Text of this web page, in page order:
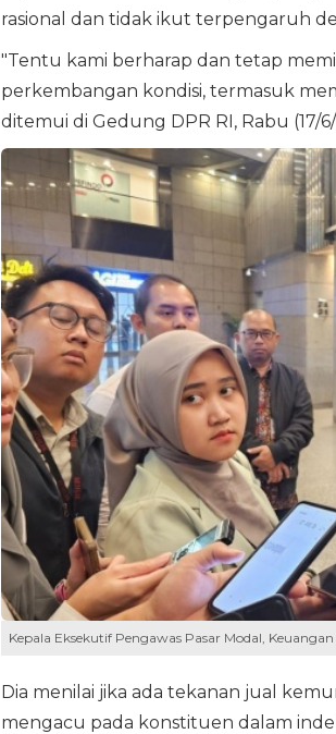
rasional dan tidak ikut terpengaruh
"Tentu kami berharap dan tetap
perkembangan kondisi, termasuk
ditemui di Gedung DPR RI, Rabu (17/
Kepala Eksekutif Pengawas Pasar Modal,
Dia menilai jika ada tekanan jual
mengacu pada konstituen dalam